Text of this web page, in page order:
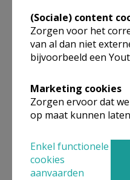
(Sociale) content
Zorgen voor het
van al dan niet
bijvoorbeeld een
Marketing cookies
Zorgen ervoor dat
op maat kunnen
Enkel functionele
cookies
aanvaarden